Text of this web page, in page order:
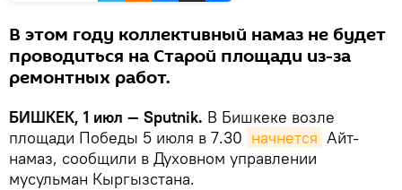
В этом году коллективный намаз не будет
проводиться на Старой площади из-за
ремонтных работ.
БИШКЕК, 1 июл — Sputnik. В Бишкеке возле
площади Победы 5 июля в 7.30 начнется Айт-
намаз, сообщили в Духовном управлении
мусульман Кыргызстана.